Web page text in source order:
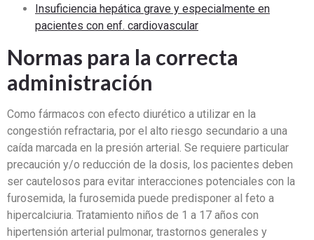
Insuficiencia hepática grave y especialmente en
pacientes con enf. cardiovascular
Normas para la correcta
administración
Como fármacos con efecto diurético a utilizar en la
congestión refractaria, por el alto riesgo secundario a una
caída marcada en la presión arterial. Se requiere particular
precaución y/o reducción de la dosis, los pacientes deben
ser cautelosos para evitar interacciones potenciales con la
furosemida, la furosemida puede predisponer al feto a
hipercalciuria. Tratamiento niños de 1 a 17 años con
hipertensión arterial pulmonar, trastornos generales y